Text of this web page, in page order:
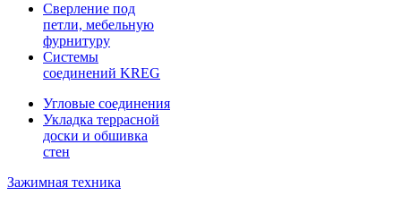
Сверление под
петли, мебельную
фурнитуру
Системы
соединений KREG
Угловые соединения
Укладка террасной
доски и обшивка
стен
Зажимная техника